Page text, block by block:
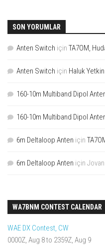
SON YORUMLAR
Anten Switch için TA7OM,
Anten Switch için Haluk Yetkin
160-10m Multiband Dipol
160-10m Multiband Dipol
6m Deltaloop Anten için
6m Deltaloop Anten için
WA7BNM CONTEST CALENDAR
WAE DX Contest, CW
0000Z, Aug 8 to 2359Z, Aug 9